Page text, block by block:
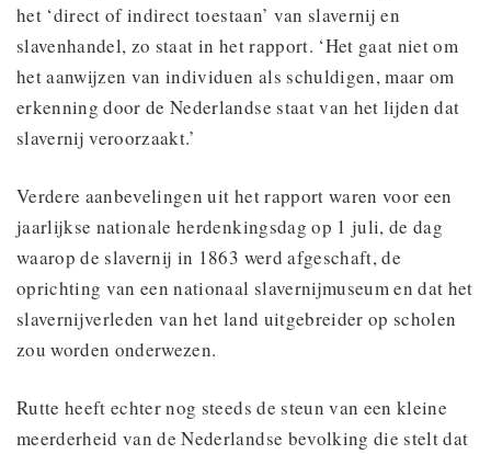
het ‘direct of indirect toestaan’ van slavernij en
slavenhandel, zo staat in het rapport. ‘Het gaat niet om
het aanwijzen van individuen als schuldigen, maar om
erkenning door de Nederlandse staat van het lijden dat
slavernij veroorzaakt.’
Verdere aanbevelingen uit het rapport waren voor een
jaarlijkse nationale herdenkingsdag op 1 juli, de dag
waarop de slavernij in 1863 werd afgeschaft, de
oprichting van een nationaal slavernijmuseum en dat het
slavernijverleden van het land uitgebreider op scholen
zou worden onderwezen.
Rutte heeft echter nog steeds de steun van een kleine
meerderheid van de Nederlandse bevolking die stelt dat